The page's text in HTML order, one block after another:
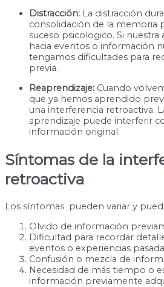
Distracción: La distracción
consolidación de la memoria
suceso psicologico. Si nuestra
hacia eventos o información
tengamos dificultades para
previa.
Reaprendizaje: Cuando
que ya hemos aprendido
una interferencia retroactiva.
aprendizaje puede interferir
información original.
Síntomas de la
retroactiva
Los síntomas pueden variar y
Olvido de información
Dificultad para recordar
eventos o experiencias
Confusión o mezcla de
Necesidad de más tiempo o
información previamente